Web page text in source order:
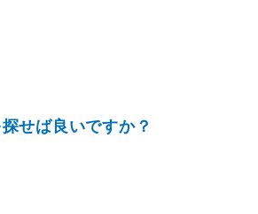
せば良いですか？